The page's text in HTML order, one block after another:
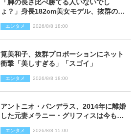
「脚の長さ比べ勝てる人いないでし
ょ？」身長182cm美女モデル、抜群のプ
エンタメ 2026/8/8 18:00
筧美和子、抜群プロポーションにネット
衝撃「美しすぎる」「スゴイ」
エンタメ 2026/8/8 18:00
アントニオ・バンデラス、2014年に離婚
した元妻メラニー・グリフィスは今も
エンタメ 2026/8/8 15:00